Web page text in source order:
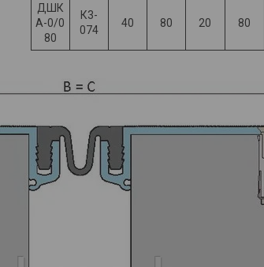
ДШК
А-0/0
80
К3-
074
40 80 20 80